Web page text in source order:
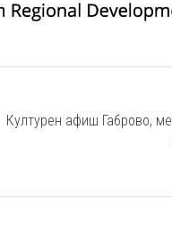
Културен афиш Габрово,